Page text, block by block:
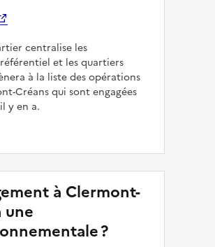
centralise les
et les quartiers
à la liste des opérations
Créans qui sont engagées
y en a.
à Clermont-
une
?